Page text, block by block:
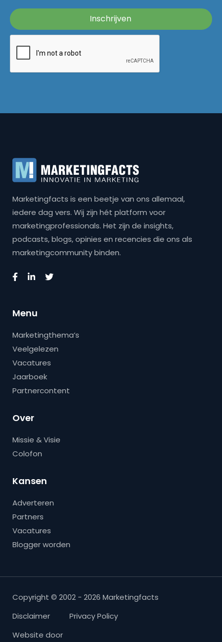
Marketingfacts is een beetje van ons allemaal,
iedere dag vers. Wij zijn hét platform voor
marketingprofessionals. Het zijn de insights,
podcasts, blogs, opinies en recencies die ons als
marketingcommunity binden.
Menu
Marketingthema’s
Veelgelezen
Vacatures
Jaarboek
Partnercontent
Over
Missie & Visie
Colofon
Kansen
Adverteren
Partners
Vacatures
Blogger worden
Copyright © 2002 - 2026 Marketingfacts
Disclaimer
Privacy Policy
Website door